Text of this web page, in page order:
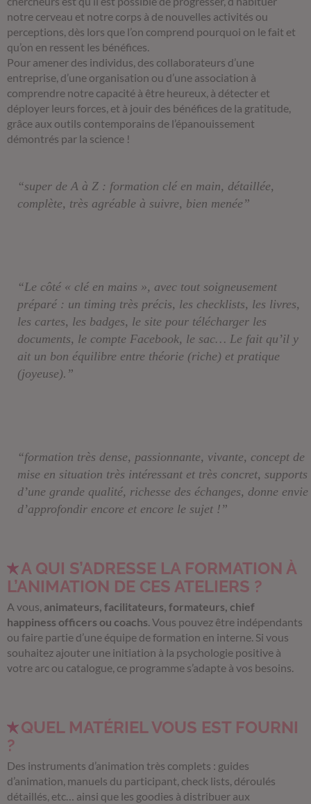
notre cerveau et notre corps à de nouvelles activités ou
perceptions, dès lors que l’on comprend pourquoi on le fait et
qu’on en ressent les bénéfices.
Pour amener des individus, des collaborateurs d’une
entreprise, d’une organisation ou d’une association à
comprendre notre capacité à être heureux, à détecter et
déployer leurs forces, et à jouir des bénéfices de la gratitude,
grâce aux outils contemporains de l’épanouissement
démontrés par la science !
“super de A à Z : formation clé en main, détaillée,
complète, très agréable à suivre, bien menée”
“Le côté « clé en mains », avec tout soigneusement
préparé : un timing très précis, les checklists, les livres,
les cartes, les badges, le site pour télécharger les
documents, le compte Facebook, le sac… Le fait qu’il y
ait un bon équilibre entre théorie (riche) et pratique
(joyeuse).”
“formation très dense, passionnante, vivante, concept de
mise en situation très intéressant et très concret, supports
d’une grande qualité, richesse des échanges, donne envie
d’approfondir encore et encore le sujet !”
A QUI S’ADRESSE LA FORMATION À
L’ANIMATION DE CES ATELIERS ?
A vous, animateurs, facilitateurs, formateurs, chief
happiness officers ou coachs. Vous pouvez être indépendants
ou faire partie d’une équipe de formation en interne. Si vous
souhaitez ajouter une initiation à la psychologie positive à
votre arc ou catalogue, ce programme s’adapte à vos besoins.
QUEL MATÉRIEL VOUS EST FOURNI
?
Des instruments d’animation très complets : guides
d’animation, manuels du participant, check lists, déroulés
détaillés, etc… ainsi que les goodies à distribuer aux